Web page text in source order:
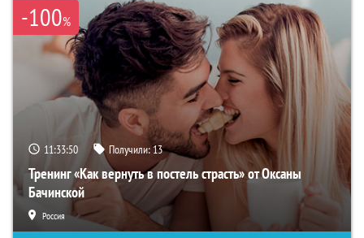
-100%
11:33:49 Получили:13
Тренинг «Как вернуть в постель страсть» от Оксаны
Бачинской
Россия